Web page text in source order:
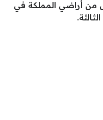
من أراضي المملكة في